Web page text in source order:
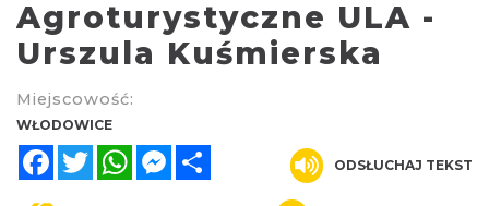
Agroturystyczne ULA -
Urszula Kuśmierska
Miejscowość:
WŁODOWICE
FacebookTwitterWhatsAppMessenger
ODSŁUCHAJ TEKST